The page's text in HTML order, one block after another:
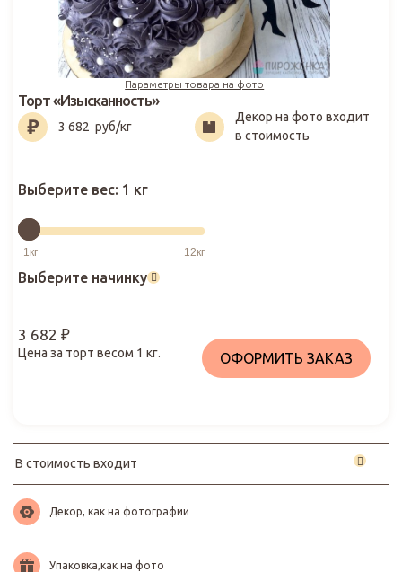
Параметры товара на фото
3 682₽
Торт «Изысканность»
3 682 руб/кг
Декор на фото входит
в стоимость
Выберите вес: 1 кг
Выберите начинку
3 682 ₽
Цена за торт весом 1 кг. ОФОРМИТЬ ЗАКАЗ
В стоимость входит
Декор, как на фотографии
Упаковка,как на фото